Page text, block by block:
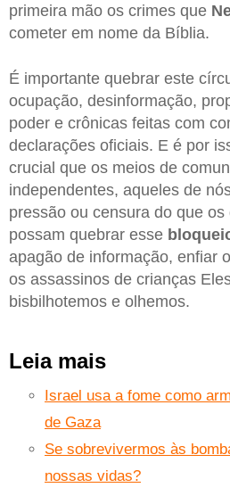
primeira mão os crimes que
cometer em nome da Bíblia.
É importante quebrar este
ocupação, desinformação,
poder e crônicas feitas com
declarações oficiais. E é por
crucial que os meios de
independentes, aqueles de
pressão ou censura do que
possam quebrar esse
apagão de informação, enfiar
os assassinos de crianças
bisbilhotemos e olhemos.
Leia mais
Israel usa a fome como
de Gaza
Se sobrevivermos às
nossas vidas?